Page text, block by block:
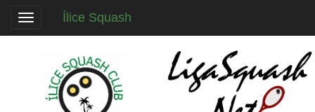
Toggle
navigation
Ílice Squash